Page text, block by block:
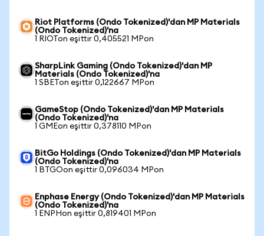
Riot Platforms (Ondo Tokenized)'dan MP Materials
(Ondo Tokenized)'na
1 RIOTon eşittir 0,405521 MPon
SharpLink Gaming (Ondo Tokenized)'dan MP
Materials (Ondo Tokenized)'na
1 SBETon eşittir 0,122667 MPon
GameStop (Ondo Tokenized)'dan MP Materials
(Ondo Tokenized)'na
1 GMEon eşittir 0,378110 MPon
BitGo Holdings (Ondo Tokenized)'dan MP Materials
(Ondo Tokenized)'na
1 BTGOon eşittir 0,096034 MPon
Enphase Energy (Ondo Tokenized)'dan MP Materials
(Ondo Tokenized)'na
1 ENPHon eşittir 0,819401 MPon